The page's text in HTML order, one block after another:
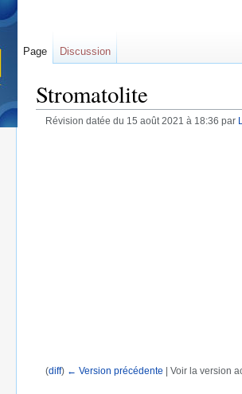
Stromatolite
Révision datée du 15 août 2021 à 18:36 par
(diff) ← Version précédente | Voir la version
Page Discussion